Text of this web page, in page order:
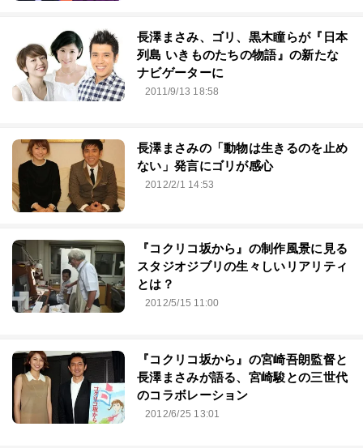
長澤まさみ、ゴリ、黒木瞳らが『日本
列島 いきものたちの物語』の新たな
ナビゲーターに
2011/9/13 18:58
長澤まさみの「動物は生きるのを止め
ない」発言にゴリが感心
2012/2/1 14:53
『コクリコ坂から』の制作風景に見る
スタジオジブリの生々しいリアリティ
とは？
2012/5/15 11:00
『コクリコ坂から』の宮崎吾朗監督と
長澤まさみが語る、宮崎駿との三世代
のコラボレーション
2012/6/25 13:01